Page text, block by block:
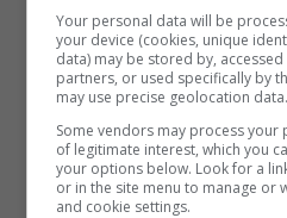
proprio questo il motivo
decisione del sindaco
infrazioni rilevate da
autovelox lo scorso 26
Your personal data will be
your device (cookies, unique
data) may be stored by,
partners, or used specifically by
may use precise geolocation data.
Some vendors may process
of legitimate interest, which you
your options below. Look for a
or in the site menu to manage or
and cookie settings.